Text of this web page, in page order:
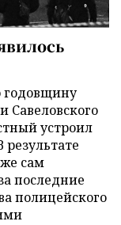
годовщину
Савеловского
устроил
сам
последние
полицейского